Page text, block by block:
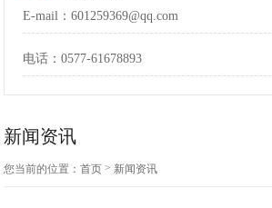
E-mail：601259369@qq.com
电话：0577-61678893
新闻资讯
您当前的位置：首页 > 新闻资讯